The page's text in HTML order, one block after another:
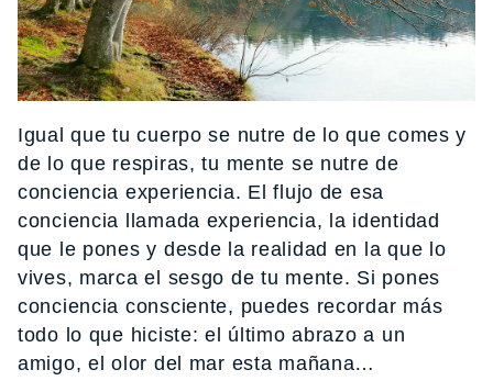
Igual que tu cuerpo se nutre de lo que comes y
de lo que respiras, tu mente se nutre de
conciencia experiencia. El flujo de esa
conciencia llamada experiencia, la identidad
que le pones y desde la realidad en la que lo
vives, marca el sesgo de tu mente. Si pones
conciencia consciente, puedes recordar más
todo lo que hiciste: el último abrazo a un
amigo, el olor del mar esta mañana…